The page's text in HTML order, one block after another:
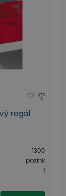
regál
1300
pozink
1